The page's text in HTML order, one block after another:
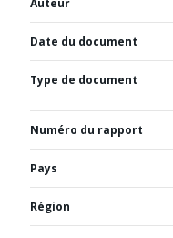
Auteur
Date du document
Type de document
Numéro du rapport
Pays
Région